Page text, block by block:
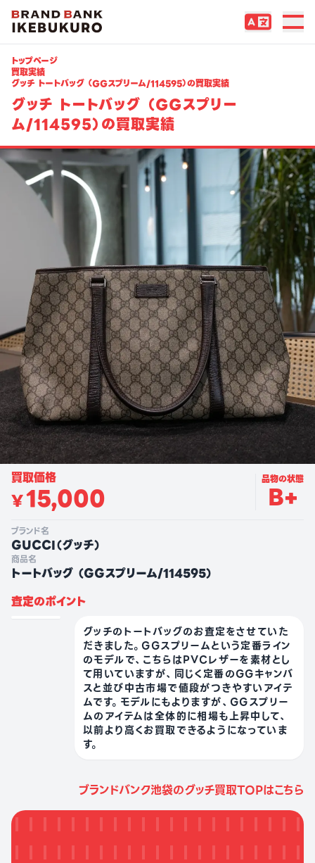
トップページ
買取実績
グッチ トートバッグ （GGスプリーム/114595）の買取実績
グッチ トートバッグ （GGスプリー
ム/114595）の買取実績
買取価格
¥15,000
品物の状態
B+
ブランド名
GUCCI（グッチ）
商品名
トートバッグ （GGスプリーム/114595）
査定のポイント
グッチのトートバッグのお査定をさせていた
だきました。GGスプリームという定番ライン
のモデルで、こちらはPVCレザーを素材とし
て用いていますが、同じく定番のGGキャンバ
スと並び中古市場で値段がつきやすいアイテ
ムです。モデルにもよりますが、GGスプリー
ムのアイテムは全体的に相場も上昇中して、
以前より高くお買取できるようになっていま
す。
ブランドバンク池袋のグッチ買取TOPはこちら